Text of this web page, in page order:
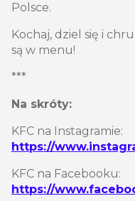
Polsce.
Kochaj, dziel się i
są w menu!
***
Na skróty:
KFC na Instagramie:
https://
KFC na Facebooku:
https://